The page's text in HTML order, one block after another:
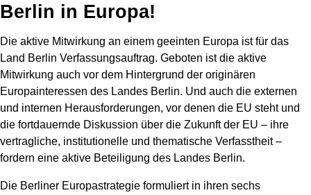
Berlin in Europa!
Die aktive Mitwirkung an einem geeinten Europa ist für das
Land Berlin Verfassungsauftrag. Geboten ist die aktive
Mitwirkung auch vor dem Hintergrund der originären
Europainteressen des Landes Berlin. Und auch die externen
und internen Herausforderungen, vor denen die EU steht und
die fortdauernde Diskussion über die Zukunft der EU – ihre
vertragliche, institutionelle und thematische Verfasstheit –
fordern eine aktive Beteiligung des Landes Berlin.
Die Berliner Europastrategie formuliert in ihren sechs